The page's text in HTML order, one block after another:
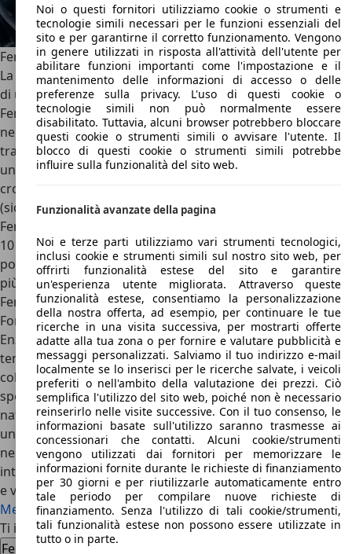
Ferrari FXX: Alternative e Concorrenti
La Ferrari FXX è un oggetto iper-esclusivo, fra i proprietari
di uno dei trenta modelli c’è l’ex-pilota della Scuderia
FerrariMichael Schumacher, che a bordo della sua FXX
nera fu protagonista anche di una puntata della
trasmissione della BBC inglese "Top Gear", in cui effettuò
un giro lanciato sul loro circuito utilizzato per le prove
cronometrate. Merito del pilota o merito della Ferrari FXX
(sicuramente merito di entrambi), in quell'occasione la
Ferrari FXX rivelò tutte le sue doti, con un giro in 1 minuto
10 secondi e 7 decimi. Detto così potrebbe significare
poco, ma considerando che è un tempo di oltre 8,3 secondi
più veloce di quello ottenuto dallasupercar estrema
Ferrari Enzoda cui deriva, fu incredibile e strepitoso.
Fondamentalmente, quindi, la Ferrari FXX era una Ferrari
Enzo estrema, alleggerita e potenziata, che si evolveva nel
tempo in base alle esperienze e alle sensazioni dei clienti-
collaudatori, su cui si testavano nuove tecnologie e si
sperimentavano soluzioni innovative. Infatti per la sua
natura di vettura da laboratorio, la Ferrari FXX era dotata di
un
preciso sistema di telemetria, come quello utilizzato
nelle competizioni al fine di rilevare i tempi su giro e gli
intertempi. Le rivali della FXX erano anch’esse iper-esclusive
e velocissime, come ad esempio laPagani Zonda Ro la
Mercedes CLK GTR.
Ti interessa la Ferrari FXX
Ferrari FXX usata Ferrari FXX nuova auto
Noi o questi fornitori utilizziamo cookie o strumenti e
tecnologie simili necessari per le funzioni essenziali del
sito e per garantirne il corretto funzionamento. Vengono
in genere utilizzati in risposta all'attività dell'utente per
abilitare funzioni importanti come l'impostazione e il
mantenimento delle informazioni di accesso o delle
preferenze sulla privacy. L'uso di questi cookie o
tecnologie simili non può normalmente essere
disabilitato. Tuttavia, alcuni browser potrebbero bloccare
questi cookie o strumenti simili o avvisare l'utente. Il
blocco di questi cookie o strumenti simili potrebbe
influire sulla funzionalità del sito web.
Funzionalità avanzate della pagina
Noi e terze parti utilizziamo vari strumenti tecnologici,
inclusi cookie e strumenti simili sul nostro sito web, per
offrirti funzionalità estese del sito e garantire
un'esperienza utente migliorata. Attraverso queste
funzionalità estese, consentiamo la personalizzazione
della nostra offerta, ad esempio, per continuare le tue
ricerche in una visita successiva, per mostrarti offerte
adatte alla tua zona o per fornire e valutare pubblicità e
messaggi personalizzati. Salviamo il tuo indirizzo e-mail
localmente se lo inserisci per le ricerche salvate, i veicoli
preferiti o nell'ambito della valutazione dei prezzi. Ciò
semplifica l'utilizzo del sito web, poiché non è necessario
reinserirlo nelle visite successive. Con il tuo consenso, le
informazioni basate sull'utilizzo saranno trasmesse ai
concessionari che contatti. Alcuni cookie/strumenti
vengono utilizzati dai fornitori per memorizzare le
informazioni fornite durante le richieste di finanziamento
per 30 giorni e per riutilizzarle automaticamente entro
tale periodo per compilare nuove richieste di
finanziamento. Senza l'utilizzo di tali cookie/strumenti,
tali funzionalità estese non possono essere utilizzate in
tutto o in parte.